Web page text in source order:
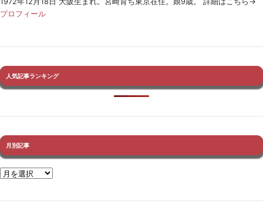
プロフィール
人気記事ランキング
月別記事